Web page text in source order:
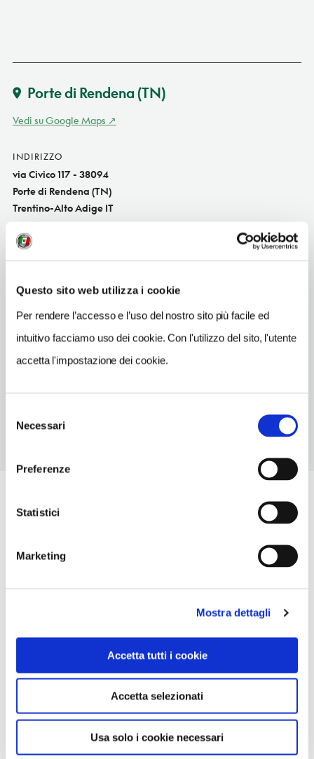
Questo sito web utilizza i cookie
Per rendere l’accesso e l’uso del nostro sito più facile ed
intuitivo facciamo uso dei cookie. Con l'utilizzo del sito, l'utente
accetta l'impostazione dei cookie.
delNecessari
Preferenze
Statistici
Marketing
Mostra dettagli
Accetta tutti i cookie
Accetta selezionati
Usa solo i cookie necessari
Porte di Rendena (TN)
Vedi su Google Maps
INDIRIZZO
via Civico 117 - 38094
Porte di Rendena (TN)
Trentino-Alto Adige IT
SITO WEB
www.campingvalrendena.com
info@campingvalrendena.com
0465801669